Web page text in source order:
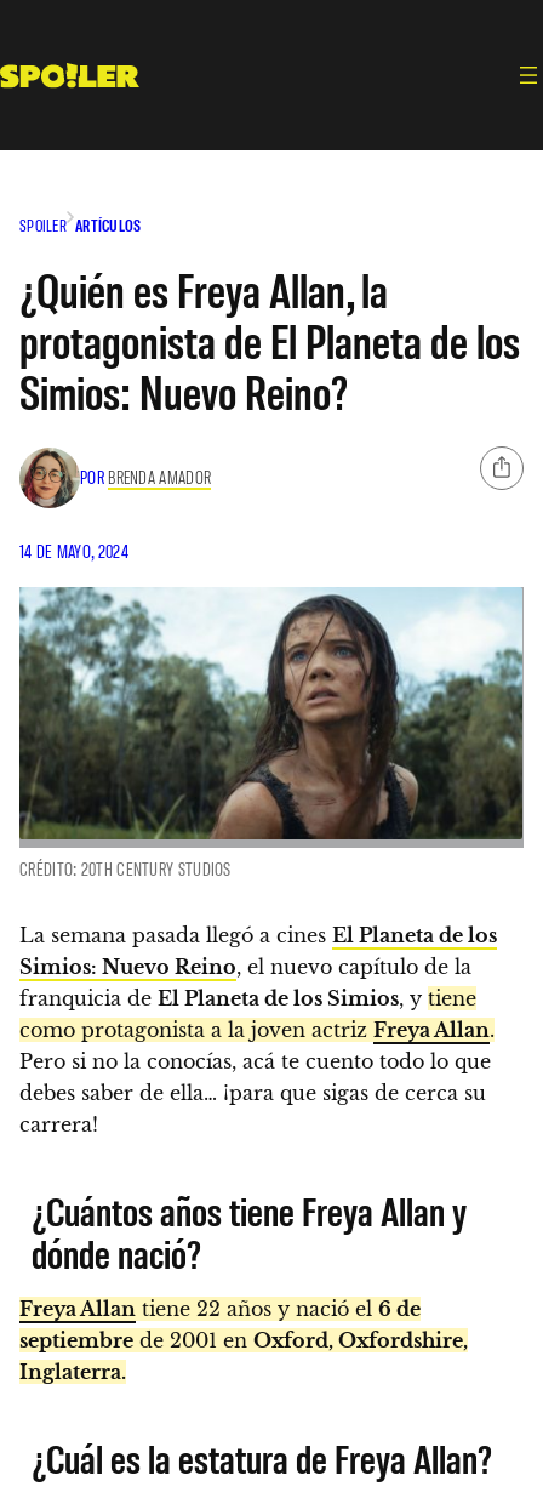
contenido
SPOILER ARTÍCULOS
¿Quién es Freya Allan, la
protagonista de El Planeta de los
Simios: Nuevo Reino?
POR BRENDA AMADOR
14 DE MAYO, 2024
CRÉDITO: 20TH CENTURY STUDIOS
La semana pasada llegó a cines El Planeta de los
Simios: Nuevo Reino, el nuevo capítulo de la
franquicia de El Planeta de los Simios, y tiene
como protagonista a la joven actriz Freya Allan.
Pero si no la conocías, acá te cuento todo lo que
debes saber de ella… ¡para que sigas de cerca su
carrera!
¿Cuántos años tiene Freya Allan y
dónde nació?
Freya Allan tiene 22 años y nació el 6 de
septiembre de 2001 en Oxford, Oxfordshire,
Inglaterra.
¿Cuál es la estatura de Freya Allan?